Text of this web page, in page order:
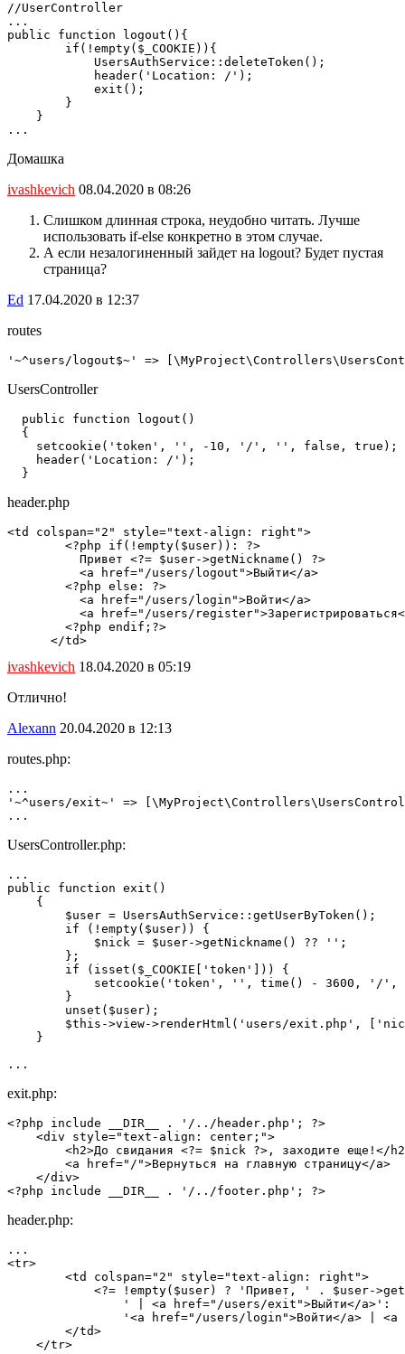
//UserController
...
public function logout(){
        if(!empty($_COOKIE)){
            UsersAuthService::deleteToken();
            header('Location: /');
            exit();
        }
    }
...
Домашка
ivashkevich 08.04.2020 в 08:26
Слишком длинная строка, неудобно читать. Лучше
использовать if-else конкретно в этом случае.
А если незалогиненный зайдет на logout? Будет пустая
страница?
Ed 17.04.2020 в 12:37
routes
'~^users/logout$~' =>
UsersController
  public function logout()
  {
    setcookie('token', '', -10, '/', '', false, true);
    header('Location: /');
  }
header.php
<td colspan="2" style="text-align: right">
        <?php if(!empty($user)): ?>
          Привет <?= $user->getNickname() ?>
          <a href="/users/logout">Выйти</a>
        <?php else: ?>
          <a href="/users/login">Войти</a>
<a href="/users/
        <?php endif;?>
      </td>
ivashkevich 18.04.2020 в 05:19
Отлично!
Alexann 20.04.2020 в 12:13
routes.php:
...
'~^users/exit~' =>
...
UsersController.php:
...
public function exit()
    {
        $user = UsersAuthService::getUserByToken();
        if (!empty($user)) {
            $nick = $user->getNickname() ?? '';
        };
        if (isset($_COOKIE['token'])) {
setcookie('token', '', time() - 3600, '/',
        }
        unset($user);
$this->view->renderHtml('users/exit.php',
    }
...
exit.php:
<?php include __DIR__ . '/../header.php'; ?>
    <div style="text-align: center;">
<h2>До свидания <?= $nick ?>, заходите еще!</
        <a href="/">Вернуться на главную страницу</a>
    </div>
<?php include __DIR__ . '/../footer.php'; ?>
header.php:
...
<tr>
        <td colspan="2" style="text-align: right">
<?= !empty($user) ? 'Привет, ' . $user-
                ' | <a href="/users/exit">Выйти</a>':
'<a href="/users/login">Войти</a> |
        </td>
    </tr>